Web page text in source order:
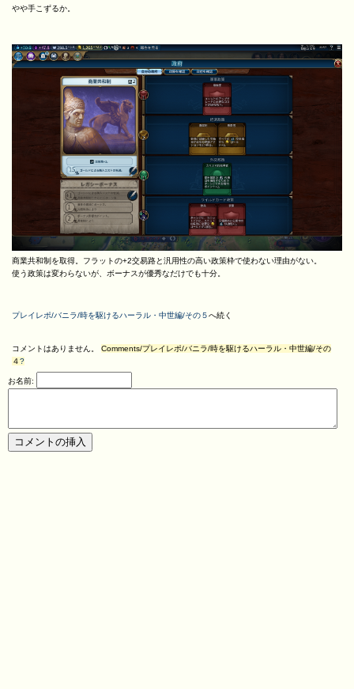
やや手こずるか。
商業共和制を取得。フラットの+2交易路と汎用性の高い政策枠で使わない理由がない。
使う政策は変わらないが、ボーナスが優秀なだけでも十分。
プレイレポ/バニラ/時を駆けるハーラル・中世編/その５へ続く
コメントはありません。 Comments/プレイレポ/バニラ/時を駆けるハーラル・中世編/その
４?
お名前: